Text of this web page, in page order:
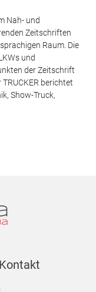
Nah- und
Zeitschriften
Raum. Die
und
der Zeitschrift
berichtet
Show-Truck,
Kontakt